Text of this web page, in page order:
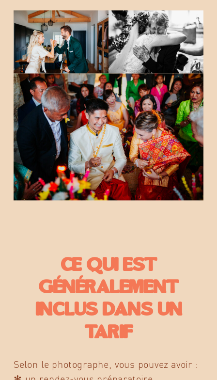
Ce qui est
généralement
inclus dans un
tarif
Selon le photographe, vous pouvez avoir :